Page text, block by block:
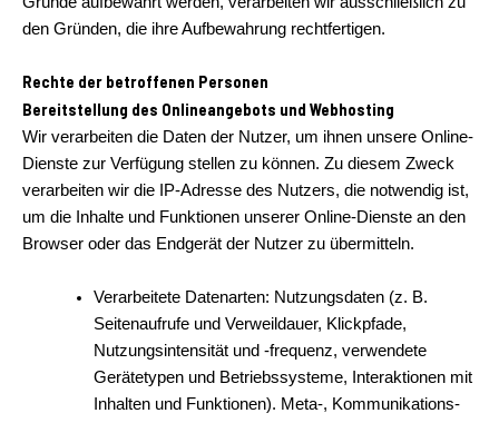
den Gründen, die ihre Aufbewahrung rechtfertigen.
Rechte der betroffenen Personen
Bereitstellung des Onlineangebots und Webhosting
Wir verarbeiten die Daten der Nutzer, um ihnen unsere Online-
Dienste zur Verfügung stellen zu können. Zu diesem Zweck
verarbeiten wir die IP-Adresse des Nutzers, die notwendig ist,
um die Inhalte und Funktionen unserer Online-Dienste an den
Browser oder das Endgerät der Nutzer zu übermitteln.
Verarbeitete Datenarten: Nutzungsdaten (z. B.
Seitenaufrufe und Verweildauer, Klickpfade,
Nutzungsintensität und -frequenz, verwendete
Gerätetypen und Betriebssysteme, Interaktionen mit
Inhalten und Funktionen). Meta-, Kommunikations-